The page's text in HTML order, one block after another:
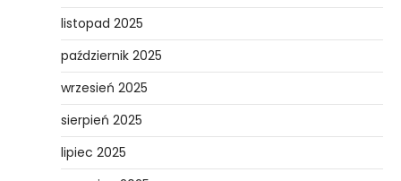
listopad 2025
październik 2025
wrzesień 2025
sierpień 2025
lipiec 2025